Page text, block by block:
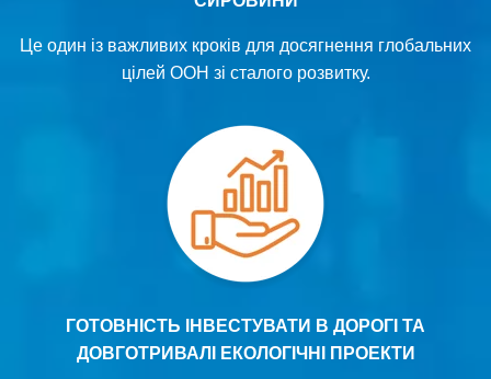
Це один із важливих кроків для досягнення глобальних
цілей ООН зі сталого розвитку.
ГОТОВНІСТЬ ІНВЕСТУВАТИ В ДОРОГІ ТА
ДОВГОТРИВАЛІ ЕКОЛОГІЧНІ ПРОЕКТИ